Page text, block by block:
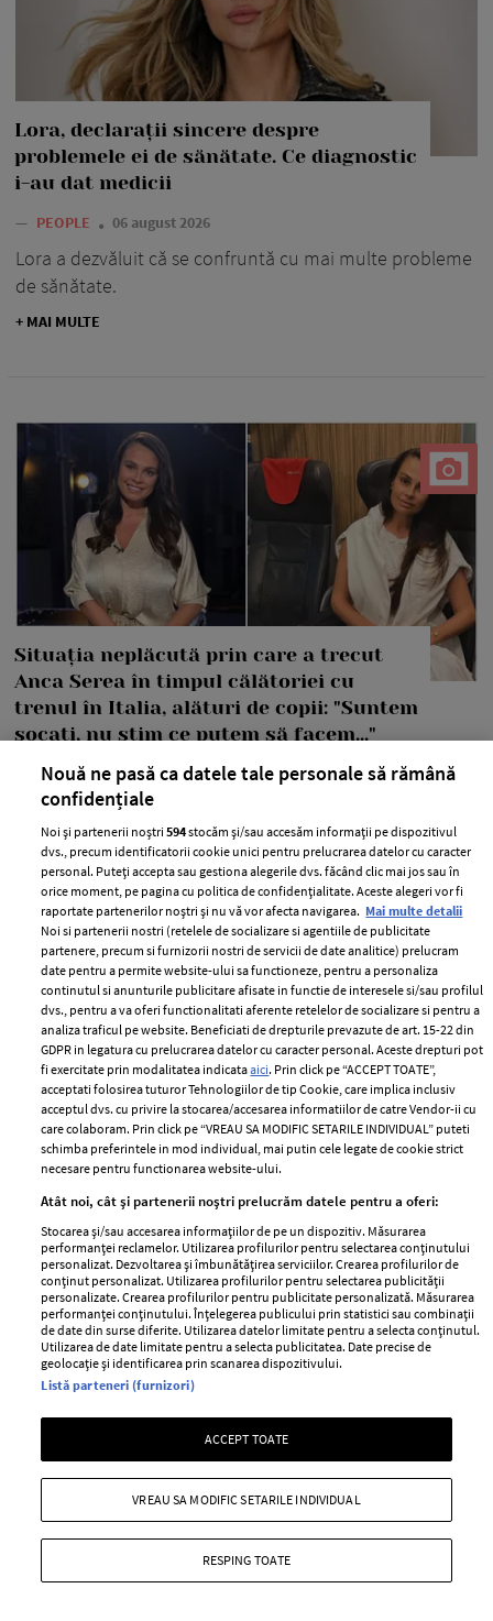
Lora, declarații sincere despre
problemele ei de sănătate. Ce diagnostic
i-au dat medicii
— PEOPLE 06 august 2026
Lora a dezvăluit că se confruntă cu mai multe probleme
de sănătate.
+ MAI MULTE
Situația neplăcută prin care a trecut
Anca Serea în timpul călătoriei cu
trenul în Italia, alături de copii: "Suntem
șocați, nu știm ce putem să facem..."
PEOPLE 06 august 2026
Anca Serea a povestit pe rețelele de socializare o situație
extrem de neplăcută prin care ea și copiii ei au trecut.
+ MAI MULTE
MAI MULTE ARTICOLE
ABONEAZĂ-TE LA NEWSLETTER
Urmareste-ne pe:
BEAUTY BEAUTY TIPS
7 uleiuri care stimulează creșterea rapidă a
părului
Nouă ne pasă ca datele tale personale să rămână
confidențiale
Noi și partenerii noștri594stocăm și/sau accesăm informații pe dispozitivul
dvs., precum identificatorii cookie unici pentru prelucrarea datelor cu caracter
personal. Puteți accepta sau gestiona alegerile dvs. făcând clic mai jos sau în
orice moment, pe pagina cu politica de confidențialitate. Aceste alegeri vor fi
raportate partenerilor noștri și nu vă vor afecta navigarea. Mai multe detalii
Noi si partenerii nostri (retelele de socializare si agentiile de publicitate
partenere, precum si furnizorii nostri de servicii de date analitice) prelucram
date pentru a permite website-ului sa functioneze, pentru a personaliza
continutul si anunturile publicitare afisate in functie de interesele si/sau profilul
dvs., pentru a va oferi functionalitati aferente retelelor de socializare si pentru a
analiza traficul pe website. Beneficiati de drepturile prevazute de art. 15-22 din
GDPR in legatura cu prelucrarea datelor cu caracter personal. Aceste drepturi pot
fi exercitate prin modalitatea indicataaici. Prin click pe “ACCEPT TOATE”,
acceptati folosirea tuturor Tehnologiilor de tip Cookie, care implica inclusiv
acceptul dvs. cu privire la stocarea/accesarea informatiilor de catre Vendor-ii cu
care colaboram. Prin click pe “VREAU SA MODIFIC SETARILE INDIVIDUAL” puteti
schimba preferintele in mod individual, mai putin cele legate de cookie strict
necesare pentru functionarea website-ului.
Atât noi, cât și partenerii noștri prelucrăm datele pentru a oferi:
Stocarea și/sau accesarea informațiilor de pe un dispozitiv. Măsurarea
performanței reclamelor. Utilizarea profilurilor pentru selectarea conținutului
personalizat. Dezvoltarea și îmbunătățirea serviciilor. Crearea profilurilor de
conținut personalizat. Utilizarea profilurilor pentru selectarea publicității
personalizate. Crearea profilurilor pentru publicitate personalizată. Măsurarea
performanței conținutului. Înțelegerea publicului prin statistici sau combinații
de date din surse diferite. Utilizarea datelor limitate pentru a selecta conținutul.
Utilizarea de date limitate pentru a selecta publicitatea. Date precise de
geolocație și identificarea prin scanarea dispozitivului.
Listă parteneri (furnizori)
ACCEPT TOATE
RESPING TOATE
VREAU SA MODIFIC SETARILE INDIVIDUAL